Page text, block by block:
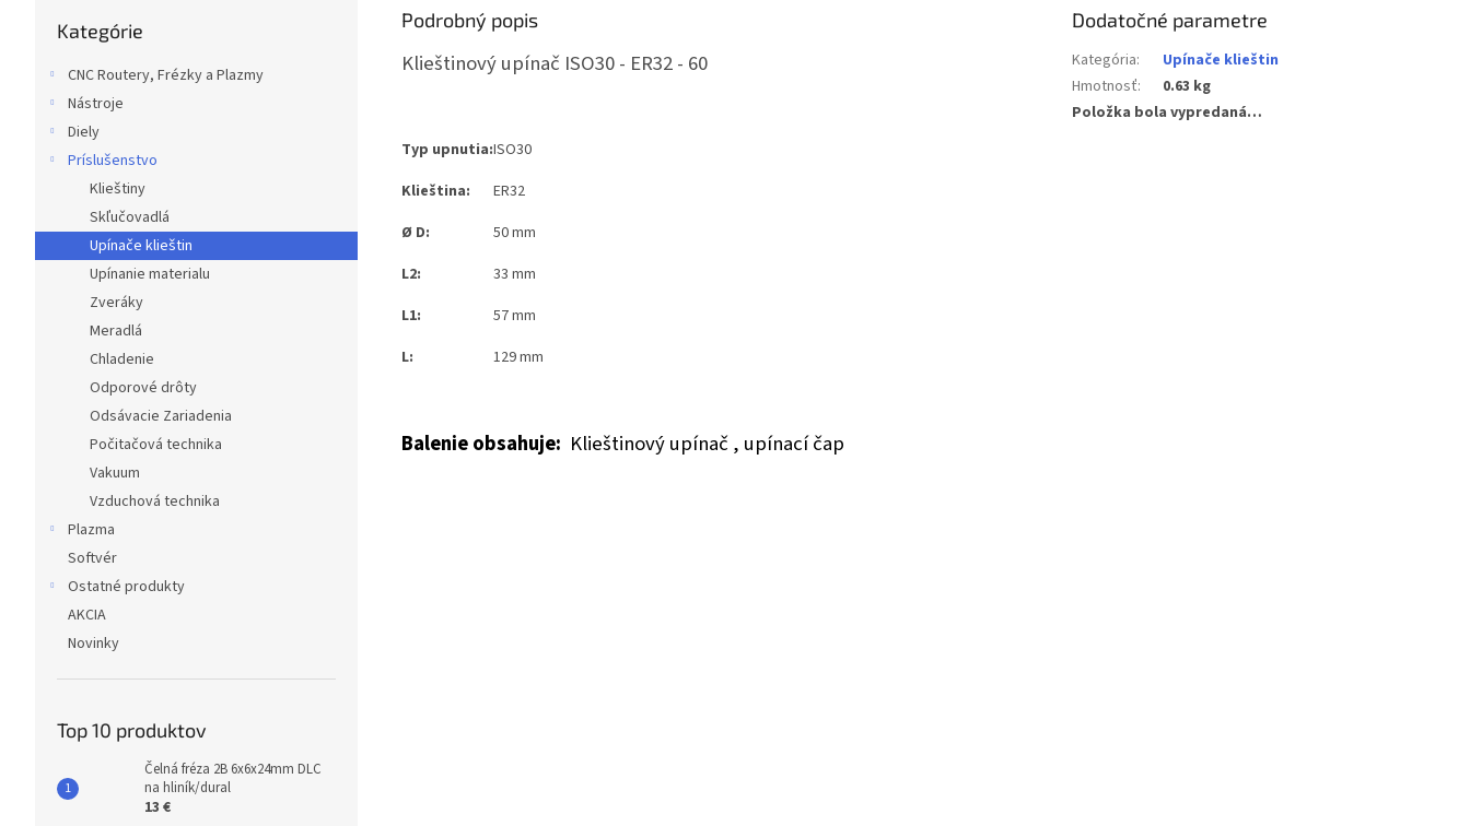
kategórie
Kategórie
CNC Routery, Frézky a Plazmy
Nástroje
Diely
Príslušenstvo
Klieštiny
Skľučovadlá
Upínače klieštin
Upínanie materialu
Zveráky
Meradlá
Chladenie
Odporové drôty
Odsávacie Zariadenia
Počitačová technika
Vakuum
Vzduchová technika
Plazma
Softvér
Ostatné produkty
AKCIA
Novinky
Top 10 produktov
Čelná fréza 2B 6x6x24mm DLC
na hliník/dural
13 €
Podrobný popis
Klieštinový upínač ISO30 - ER32 - 60
Typ upnutia:
Klieština:
Ø D:
L2:
L1:
L:
ISO30
ER32
50 mm
33 mm
57 mm
129 mm
Balenie obsahuje: Klieštinový upínač , upínací čap
Dodatočné parametre
Kategória:
Upínače klieštin
Hmotnosť:
0.63 kg
Položka bola vypredaná…